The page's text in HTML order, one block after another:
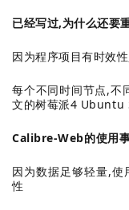
已经写过,为什么还要
因为程序项目有时效
每个不同时间节点,不
文的树莓派4 Ubuntu
Calibre-Web的使用
因为数据足够轻量,
性